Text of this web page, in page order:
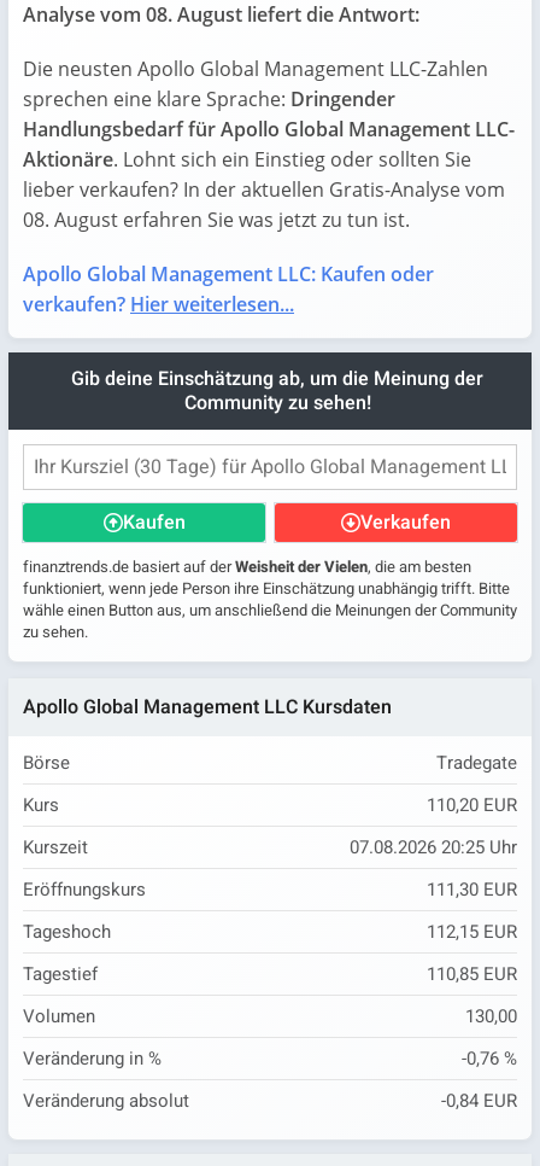
Analyse vom 08. August liefert die Antwort:
Die neusten Apollo Global Management LLC-Zahlen
sprechen eine klare Sprache: Dringender
Handlungsbedarf für Apollo Global Management LLC-
Aktionäre. Lohnt sich ein Einstieg oder sollten Sie
lieber verkaufen? In der aktuellen Gratis-Analyse vom
08. August erfahren Sie was jetzt zu tun ist.
Apollo Global Management LLC: Kaufen oder
verkaufen? Hier weiterlesen...
Gib deine Einschätzung ab, um die Meinung der
Community zu sehen!
Kaufen Verkaufen
finanztrends.de basiert auf derWeisheit der Vielen, die am besten
funktioniert, wenn jede Person ihre Einschätzung unabhängig trifft. Bitte
wähle einen Button aus, um anschließend die Meinungen der Community
zu sehen.
Apollo Global Management LLC Kursdaten
Börse
Tradegate
Kurs
110,20 EUR
Kurszeit
07.08.2026 20:25 Uhr
Eröffnungskurs
111,30 EUR
Tageshoch
112,15 EUR
Tagestief
110,85 EUR
Volumen
130,00
Veränderung in %
-0,76 %
Veränderung absolut
-0,84 EUR